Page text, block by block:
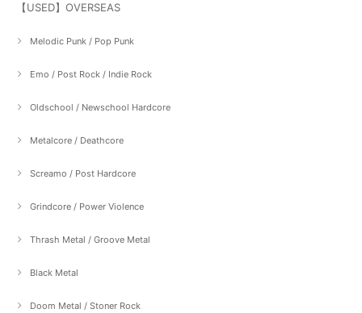
【USED】OVERSEAS
Melodic Punk / Pop Punk
Emo / Post Rock / Indie Rock
Oldschool / Newschool Hardcore
Metalcore / Deathcore
Screamo / Post Hardcore
Grindcore / Power Violence
Thrash Metal / Groove Metal
Black Metal
Doom Metal / Stoner Rock